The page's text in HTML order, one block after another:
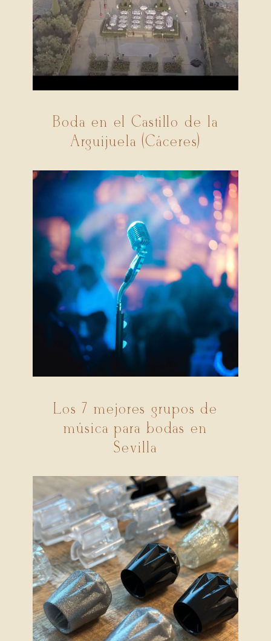
Boda en el Castillo de la
Arguijuela (Cáceres)
Los 7 mejores grupos de
música para bodas en
Sevilla